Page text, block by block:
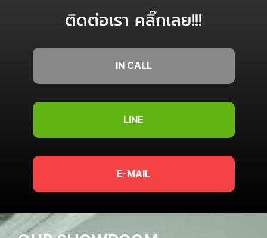
ติดต่อเรา คลิ๊กเลย!!!
IN CALL
LINE
E-MAIL